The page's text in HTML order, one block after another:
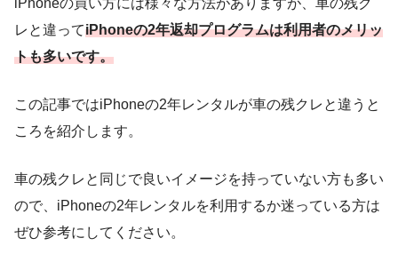
iPhoneの買い方には様々な方法がありますが、車の残ク
レと違ってiPhoneの2年返却プログラムは利用者のメリッ
トも多いです。
この記事ではiPhoneの2年レンタルが車の残クレと違うと
ころを紹介します。
車の残クレと同じで良いイメージを持っていない方も多い
ので、iPhoneの2年レンタルを利用するか迷っている方は
ぜひ参考にしてください。